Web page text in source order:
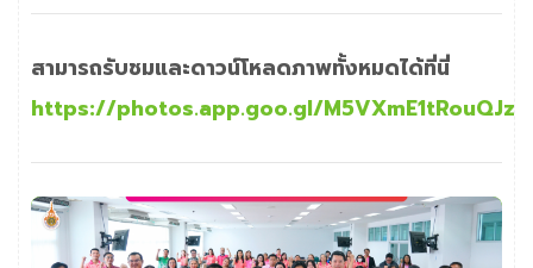
สามารถรับชมและดาวน์โหลดภาพทั้งหมดได้ที่นี่
https://photos.app.goo.gl/